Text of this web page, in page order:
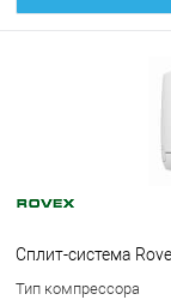
Сплит-система
Тип компрессора